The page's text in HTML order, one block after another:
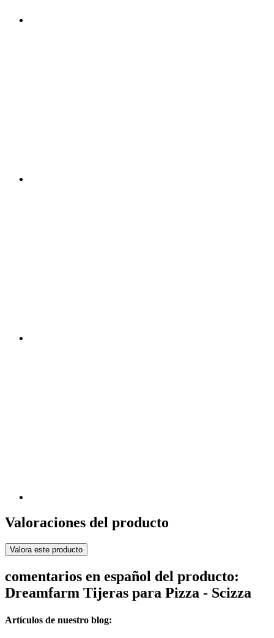
Valoraciones del producto
Valora este producto
comentarios en español del producto:
Dreamfarm Tijeras para Pizza - Scizza
Artículos de nuestro blog: